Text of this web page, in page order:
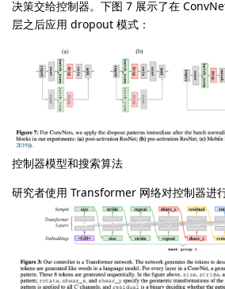
决策交给控制器。下图 7 展示了在
层之后应用 dropout 模式：
控制器模型和搜索算法
研究者使用 Transformer 网络对控制器进